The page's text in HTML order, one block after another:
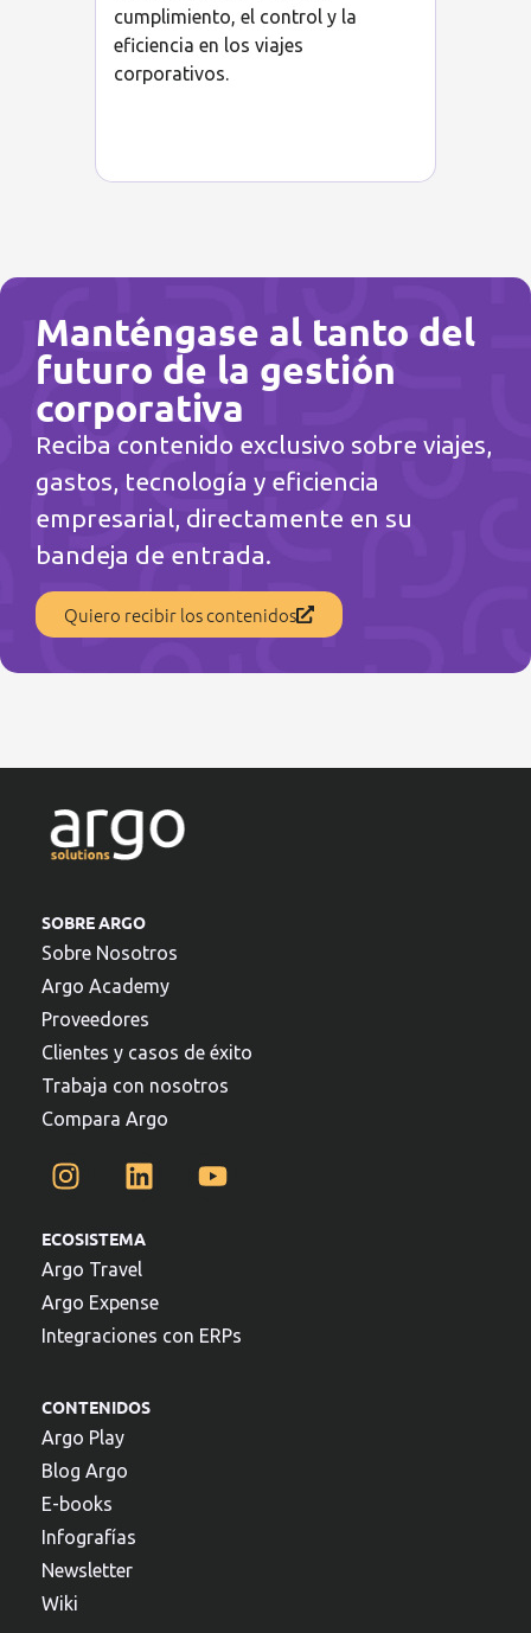
cumplimiento, el control y la
eficiencia en los viajes
corporativos.
Manténgase al tanto del
futuro de la gestión
corporativa
Reciba contenido exclusivo sobre viajes,
gastos, tecnología y eficiencia
empresarial, directamente en su
bandeja de entrada.
Quiero recibir los contenidos
SOBRE ARGO
Sobre Nosotros
Argo Academy
Proveedores
Clientes y casos de éxito
Trabaja con nosotros
Compara Argo
ECOSISTEMA
Argo Travel
Argo Expense
Integraciones con ERPs
CONTENIDOS
Argo Play
Blog Argo
E-books
Infografías
Newsletter
Wiki